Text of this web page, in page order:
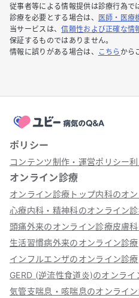
従事者等による情報提供は診療行為で
診療を必要とする場合は、
医師・医療
当サービスは、信頼性および正確な情
保証するものではありません。
情報に誤りがある場合は、
こちら から
ポリシー
コンテンツ制作・運営ポリシー
オンライン診療
オンライン診療トップ内科のオ
心療内科・精神科のオンライン
頭痛外来のオンライン診療皮膚
生活習慣病外来のオンライン診療
インフルエンザのオンライン診療
GERD (逆流性食道炎)のオンライ
気管支喘息・咳喘息のオンライ